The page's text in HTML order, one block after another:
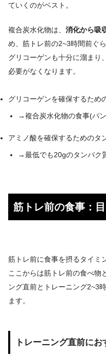
ていくのがベスト。
複合炭水化物は、 消化から吸
め、筋トレ前の2~3時間前ぐ
グリコーゲンも十分に溜まり
必要がなくなります。
グリコーゲンを確保するため
→複合炭水化物の食事(パ
アミノ酸を確保するためのタ
→最低でも20gのタンパク
筋トレ前の食事：
筋トレ前に食事を摂るタイミ
ここからは筋トレ前の食べ物
ング直前とトレーニング2~3
ます。
トレーニング直前に